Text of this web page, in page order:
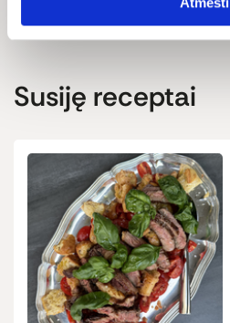
Susiję receptai